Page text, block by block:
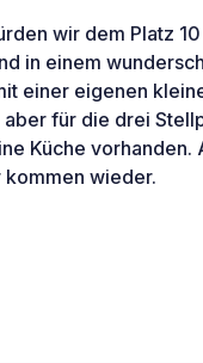
wir dem Platz
in einem
einer eigenen
für die drei
Küche vorhanden.
wieder.